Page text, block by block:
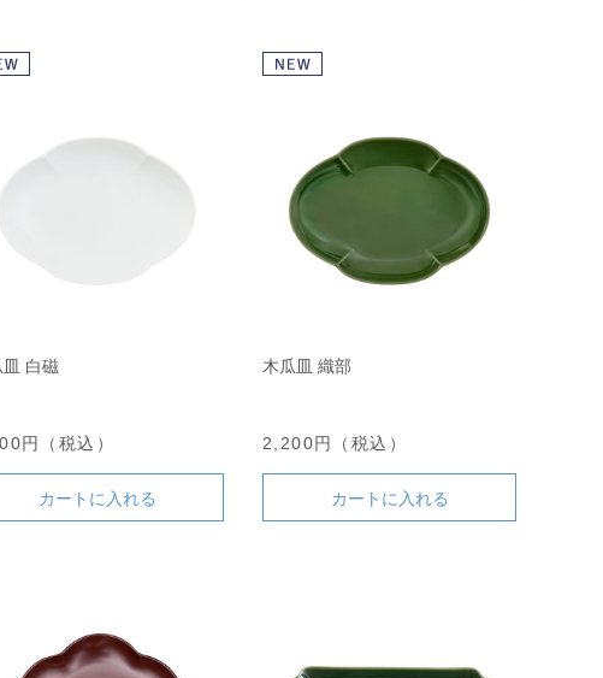
皿 白磁
円（税込）
カートに入れる
木瓜皿 織部
2,200円（税込）
カートに入れる